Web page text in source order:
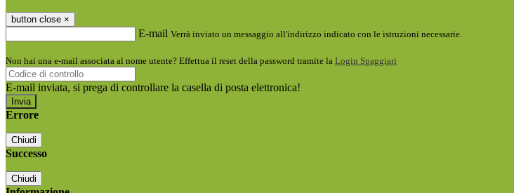
button close ×
E-mail Verrà inviato un messaggio all'indirizzo indicato con le istruzioni necessarie.
Non hai una e-mail associata al nome utente? Effettua il reset della password tramite la Login Spaggiari
E-mail inviata, si prega di controllare la casella di posta elettronica!
Errore
Chiudi
Successo
Chiudi